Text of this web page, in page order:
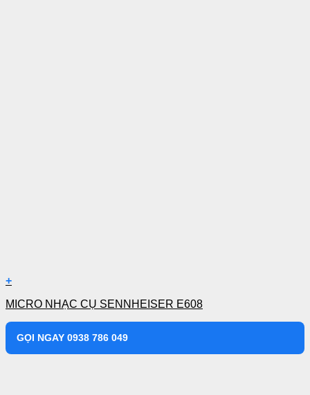
+
MICRO NHẠC CỤ SENNHEISER E608
GỌI NGAY 0938 786 049